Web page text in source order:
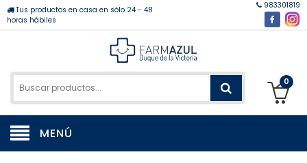
Tus productos en casa en sólo 24 - 48
horas hábiles
983301819
0
MENÚ